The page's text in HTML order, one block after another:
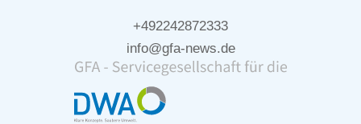
+492242872333
info@gfa-news.de